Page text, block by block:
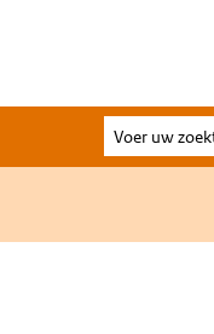
Voer
uw